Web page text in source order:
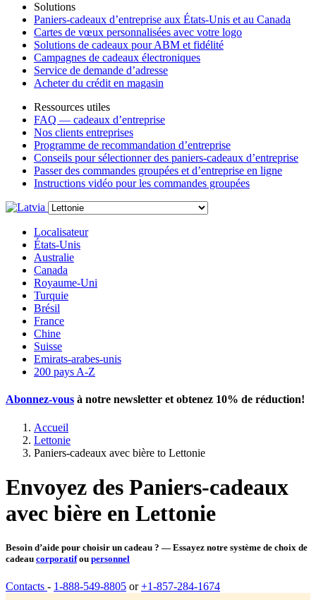
Solutions
Paniers-cadeaux d’entreprise aux États-Unis et au Canada
Cartes de vœux personnalisées avec votre logo
Solutions de cadeaux pour ABM et fidélité
Campagnes de cadeaux électroniques
Service de demande d’adresse
Acheter du crédit en magasin
Ressources utiles
FAQ — cadeaux d’entreprise
Nos clients entreprises
Programme de recommandation d’entreprise
Conseils pour sélectionner des paniers-cadeaux d’entreprise
Passer des commandes groupées et d’entreprise en ligne
Instructions vidéo pour les commandes groupées
Localisateur
États-Unis
Australie
Canada
Royaume-Uni
Turquie
Brésil
France
Chine
Suisse
Emirats-arabes-unis
200 pays A-Z
Abonnez-vous à notre newsletter et obtenez 10% de réduction!
Accueil
Lettonie
Paniers-cadeaux avec bière to Lettonie
Envoyez des Paniers-cadeaux
avec bière en Lettonie
Besoin d’aide pour choisir un cadeau ? — Essayez notre système de choix de
cadeau corporatifou personnel
Contacts - 1-888-549-8805 or+1-857-284-1674